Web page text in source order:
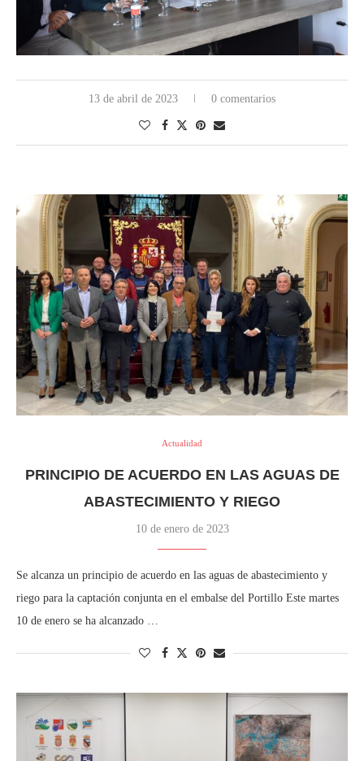
13 de abril de 2023 0 comentarios
Actualidad
PRINCIPIO DE ACUERDO EN LAS AGUAS DE
ABASTECIMIENTO Y RIEGO
10 de enero de 2023
Se alcanza un principio de acuerdo en las aguas de abastecimiento y
riego para la captación conjunta en el embalse del Portillo Este martes
10 de enero se ha alcanzado …